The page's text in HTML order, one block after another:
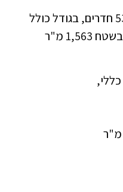
מלון 4 כוכבים מדהים הכולל 53 חדרים, בגודל כולל
של 2,800 מ"ר בנוי, על מגרש בשטח 1,563 מ"ר